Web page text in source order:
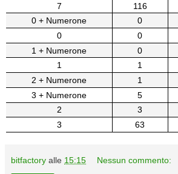
7
116
0 + Numerone
0
0
0
1 + Numerone
0
1
1
2 + Numerone
1
3 + Numerone
5
2
3
3
63
bitfactory alle 15:15 Nessun commento: